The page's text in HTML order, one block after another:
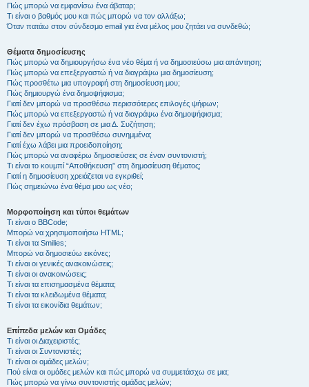
Πώς μπορώ να εμφανίσω ένα άβαταρ;
Τι είναι ο βαθμός μου και πώς μπορώ να τον αλλάξω;
Όταν πατάω στον σύνδεσμο email για ένα μέλος μου ζητάει να συνδεθώ;
Θέματα δημοσίευσης
Πώς μπορώ να δημιουργήσω ένα νέο θέμα ή να δημοσιεύσω μια απάντηση;
Πώς μπορώ να επεξεργαστώ ή να διαγράψω μια δημοσίευση;
Πώς προσθέτω μια υπογραφή στη δημοσίευση μου;
Πώς δημιουργώ ένα δημοψήφισμα;
Γιατί δεν μπορώ να προσθέσω περισσότερες επιλογές ψήφων;
Πώς μπορώ να επεξεργαστώ ή να διαγράψω ένα δημοψήφισμα;
Γιατί δεν έχω πρόσβαση σε μια Δ. Συζήτηση;
Γιατί δεν μπορώ να προσθέσω συνημμένα;
Γιατί έχω λάβει μια προειδοποίηση;
Πώς μπορώ να αναφέρω δημοσιεύσεις σε έναν συντονιστή;
Τι είναι το κουμπί “Αποθήκευση” στη δημοσίευση θέματος;
Γιατί η δημοσίευση χρειάζεται να εγκριθεί;
Πώς σημειώνω ένα θέμα μου ως νέο;
Μορφοποίηση και τύποι θεμάτων
Τι είναι ο BBCode;
Μπορώ να χρησιμοποιήσω HTML;
Τι είναι τα Smilies;
Μπορώ να δημοσιεύω εικόνες;
Τι είναι οι γενικές ανακοινώσεις;
Τι είναι οι ανακοινώσεις;
Τι είναι τα επισημασμένα θέματα;
Τι είναι τα κλειδωμένα θέματα;
Τι είναι τα εικονίδια θεμάτων;
Επίπεδα μελών και Ομάδες
Τι είναι οι Διαχειριστές;
Τι είναι οι Συντονιστές;
Τι είναι οι ομάδες μελών;
Πού είναι οι ομάδες μελών και πώς μπορώ να συμμετάσχω σε μια;
Πώς μπορώ να γίνω συντονιστής ομάδας μελών;